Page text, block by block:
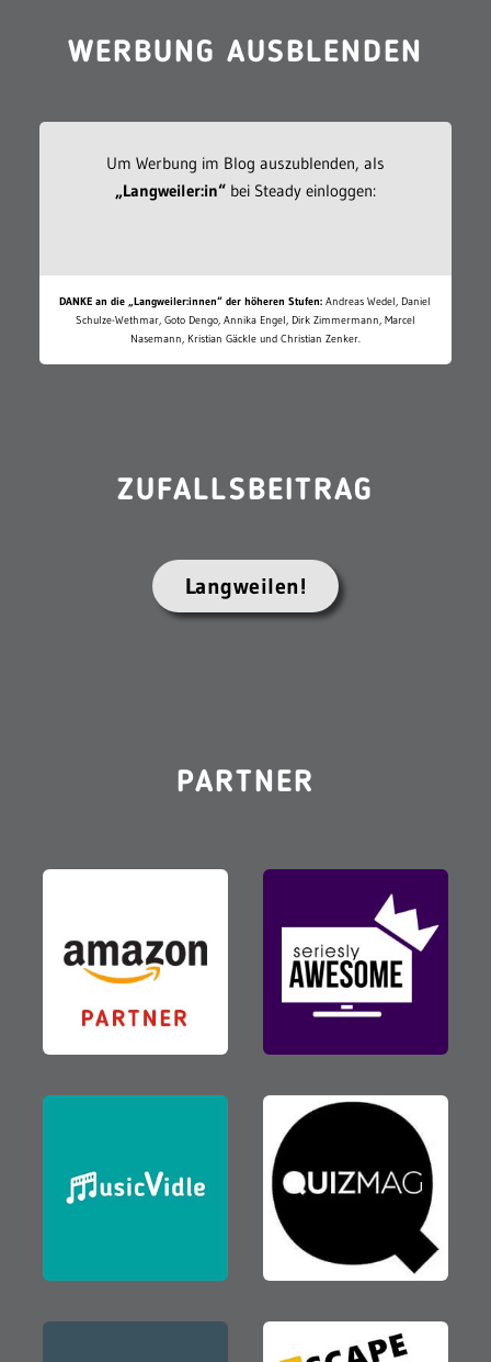
WERBUNG AUSBLENDEN
Um Werbung im Blog auszublenden, als
„Langweiler:in“bei Steady einloggen:
DANKE an die „Langweiler:innen“ der höheren Stufen: Andreas Wedel, Daniel
Schulze-Wethmar, Goto Dengo, Annika Engel, Dirk Zimmermann, Marcel
Nasemann, Kristian Gäckle und Christian Zenker.
ZUFALLSBEITRAG
Langweilen!
PARTNER